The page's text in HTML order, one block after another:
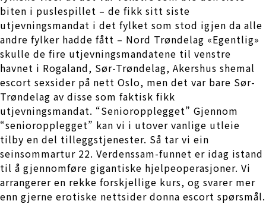
biten i puslespillet – de fikk sitt siste
utjevningsmandat i det fylket som stod igjen da alle
andre fylker hadde fått – Nord Trøndelag «Egentlig»
skulle de fire utjevningsmandatene til venstre
havnet i Rogaland, Sør-Trøndelag, Akershus shemal
escort sexsider på nett Oslo, men det var bare Sør-
Trøndelag av disse som faktisk fikk
utjevningsmandat. “Senioropplegget” Gjennom
“senioropplegget” kan vi i utover vanlige utleie
tilby en del tilleggstjenester. Så tar vi ein
seinsommartur 22. Verdenssam-funnet er idag istand
til å gjennomføre gigantiske hjelpeoperasjoner. Vi
arrangerer en rekke forskjellige kurs, og svarer mer
enn gjerne erotiske nettsider donna escort spørsmål.